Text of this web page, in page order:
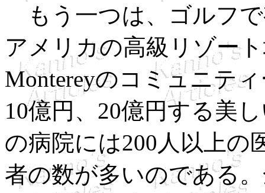
もう一つは、ゴルフ
アメリカの高級リゾー
Montereyのコミュニテ
10億円、20億円する美
の病院には200人以上の
者の数が多いのである